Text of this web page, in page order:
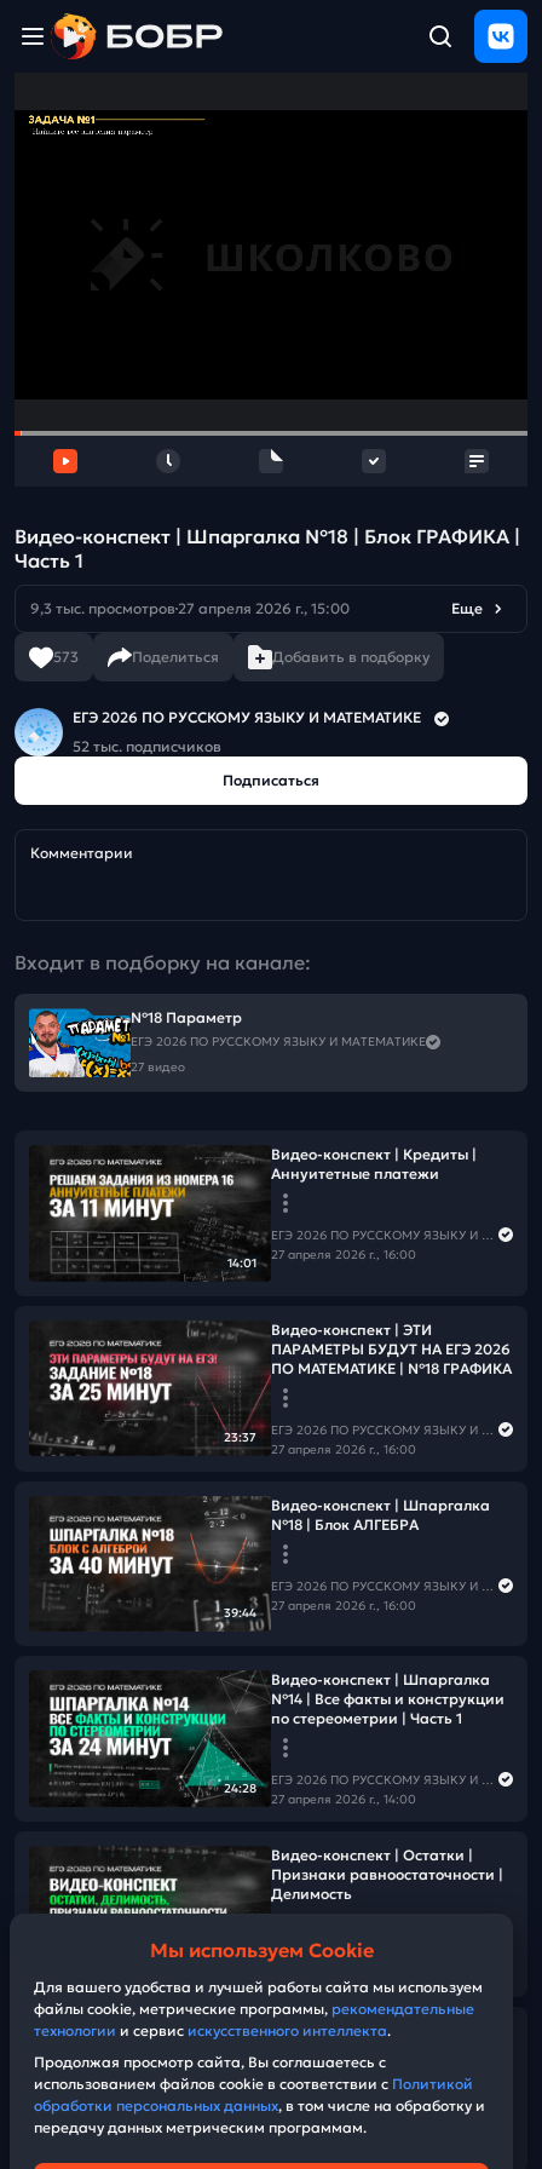
ЩЕЛЧОК
и
отзыв
Видео-конспект | Шпаргалка №18 | Блок ГРАФИКА |
Часть 1
9,3 тыс. просмотров 27 апреля 2026 г., 15:00 Еще
573 Поделиться Добавить в подборку
ЕГЭ 2026 ПО РУССКОМУ ЯЗЫКУ И МАТЕМАТИКЕ
52 тыс. подписчиков
Подписаться
Комментарии
Входит в подборку на канале:
№18 Параметр
ЕГЭ 2026 ПО РУССКОМУ ЯЗЫКУ И МАТЕМАТИКЕ
27 видео
14:01
Видео-конспект | Кредиты |
Аннуитетные платежи
ЕГЭ 2026 ПО РУССКОМУ ЯЗЫКУ И МАТЕМАТИКЕ
27 апреля 2026 г., 16:00
23:37
Видео-конспект | ЭТИ
ПАРАМЕТРЫ БУДУТ НА ЕГЭ 2026
ПО МАТЕМАТИКЕ | №18 ГРАФИКА
ЕГЭ 2026 ПО РУССКОМУ ЯЗЫКУ И МАТЕМАТИКЕ
27 апреля 2026 г., 16:00
39:44
Видео-конспект | Шпаргалка
№18 | Блок АЛГЕБРА
ЕГЭ 2026 ПО РУССКОМУ ЯЗЫКУ И МАТЕМАТИКЕ
27 апреля 2026 г., 16:00
24:28
Видео-конспект | Шпаргалка
№14 | Все факты и конструкции
по стереометрии | Часть 1
ЕГЭ 2026 ПО РУССКОМУ ЯЗЫКУ И МАТЕМАТИКЕ
27 апреля 2026 г., 14:00
23:24
Видео-конспект | Остатки |
Признаки равноостаточности |
Делимость
11:51
Видео-конспект | Тела
ЕГЭ 2026 ПО РУССКОМУ ЯЗЫКУ И МАТЕМАТИКЕ
27 апреля 2026 г., 14:00
Мы используем Cookie
Для вашего удобства и лучшей работы сайта мы используем
файлы cookie, метрические программы, рекомендательные
технологии и сервис искусственного интеллекта.
Продолжая просмотр сайта, Вы соглашаетесь с
использованием файлов cookie в соответствии с Политикой
обработки персональных данных, в том числе на обработку и
передачу данных метрическим программам.